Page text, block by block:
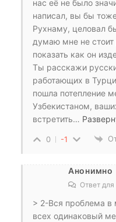
нас её не было
написал, вы бы
Рухнаму, целовал
думаю мне не стоит
показать как он
Ты расскажи
работающих в
пошла потепление
Узбекистаном,
встретить…
0 -1
Анонимно
Ответ для
> 2-Вся проблема в
всех одинаковый